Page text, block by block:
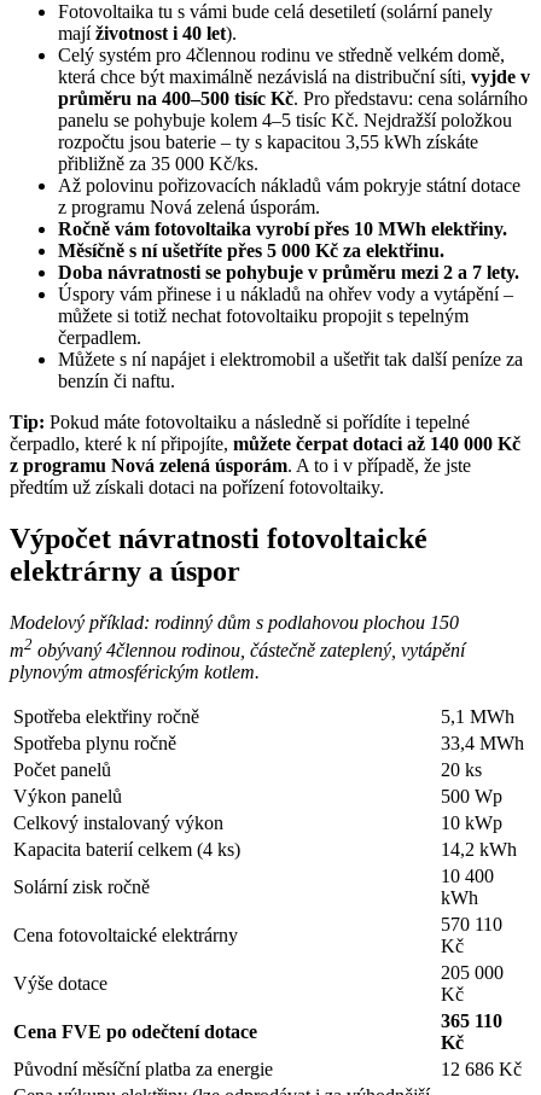
Fotovoltaika tu s vámi bude celá desetiletí (solární panely
majíživotnost i 40 let).
Celý systém pro 4člennou rodinu ve středně velkém domě,
která chce být maximálně nezávislá na distribuční síti, vyjde v
průměru na 400–500 tisíc Kč. Pro představu: cena solárního
panelu se pohybuje kolem 4–5 tisíc Kč. Nejdražší položkou
rozpočtu jsou baterie – ty s kapacitou 3,55 kWh získáte
přibližně za 35 000 Kč/ks.
Až polovinu pořizovacích nákladů vám pokryje státní dotace
z programu Nová zelená úsporám.
Ročně vám fotovoltaika vyrobí přes 10 MWh elektřiny.
Měsíčně s ní ušetříte přes 5 000 Kč za elektřinu.
Doba návratnosti se pohybuje v průměru mezi 2 a 7 lety.
Úspory vám přinese i u nákladů na ohřev vody a vytápění –
můžete si totiž nechat fotovoltaiku propojit s tepelným
čerpadlem.
Můžete s ní napájet i elektromobil a ušetřit tak další peníze za
benzín či naftu.
Tip: Pokud máte fotovoltaiku a následně si pořídíte i tepelné
čerpadlo, které k ní připojíte, můžete čerpat dotaci až 140 000 Kč
z programu Nová zelená úsporám. A to i v případě, že jste
předtím už získali dotaci na pořízení fotovoltaiky.
Výpočet návratnosti fotovoltaické
elektrárny a úspor
Modelový příklad: rodinný dům s podlahovou plochou 150
m2 obývaný 4člennou rodinou, částečně zateplený, vytápění
plynovým atmosférickým kotlem.
Spotřeba elektřiny ročně
5,1 MWh
Spotřeba plynu ročně
33,4 MWh
Počet panelů
20 ks
Výkon panelů
500 Wp
Celkový instalovaný výkon
10 kWp
Kapacita baterií celkem (4 ks)
14,2 kWh
Solární zisk ročně
10 400
kWh
Cena fotovoltaické elektrárny
570 110
Kč
Výše dotace
205 000
Kč
Cena FVE po odečtení dotace
365 110
Kč
Původní měsíční platba za energie
12 686 Kč